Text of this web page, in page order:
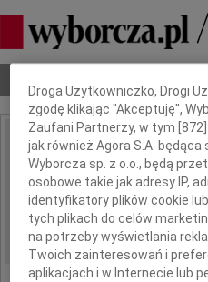
IMIĘ I NAZWISKO:
REGION: Gdańsk
DATA EMISJI: 04.11.2025
Dbamy o Twoją prywatność
Droga Użytkowniczko, Drogi
zgodę klikając "Akceptuję",
Zaufani Partnerzy, w tym [872
jak również Agora S.A. będąca
Wyborcza sp. z o.o., będą
osobowe takie jak adresy IP,
identyfikatory plików cookie
tych plikach do celów
na potrzeby wyświetlania
Twoich zainteresowań i
aplikacjach i w Internecie lub